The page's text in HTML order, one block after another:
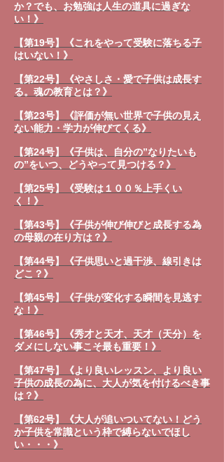
か？でも、お勉強は人生の道具に過ぎな
い！》
【第19号】《これをやって受験に落ちる子
はいない！》
【第22号】《やさしさ・愛で子供は成長す
る。魂の教育とは？》
【第23号】《評価が無い世界で子供の見え
ない能力・学力が伸びてくる》
【第24号】《子供は、自分の”なりたいも
の”をいつ、どうやって見つける？》
【第25号】《受験は１００％上手くい
く！》
【第43号】《子供が伸び伸びと成長する為
の母親の在り方は？》
【第44号】《子供思いと過干渉、線引きは
どこ？》
【第45号】《子供が変化する瞬間を見逃す
な！》
【第46号】《秀才と天才、天才（天分）を
ダメにしない事こそ最も重要！》
【第47号】《より良いレッスン、より良い
子供の成長の為に、大人が気を付けるべき事
は？》
【第62号】《大人が追いついてない！どう
か子供を常識という枠で縛らないでほし
い・・・》